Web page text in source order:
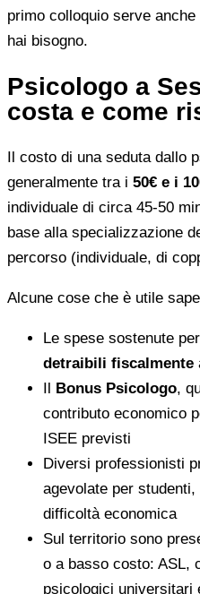
primo colloquio serve
hai bisogno.
Psicologo a
costa e come
Il costo di una seduta dallo
generalmente tra i 50€ e i
individuale di circa 45-50
base alla specializzazione
percorso (individuale, di
Alcune cose che è utile
Le spese sostenute
detraibili fiscalmente
Il Bonus Psicologo,
contributo economico
ISEE previsti
Diversi professionisti
agevolate per
difficoltà economica
Sul territorio sono
o a basso costo: ASL,
psicologici universitari